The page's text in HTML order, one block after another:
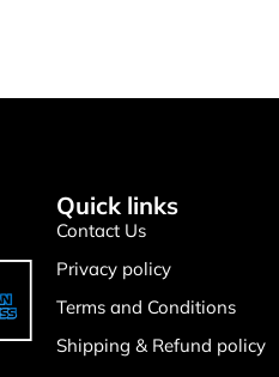
Quick links
Contact Us
Privacy policy
Terms and Conditions
Shipping & Refund policy